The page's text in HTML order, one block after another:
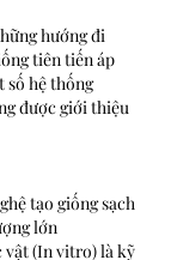
hướng đi
tiên tiến áp
số hệ thống
được giới thiệu
tạo giống sạch
lớn
vật (In vitro) là kỹ